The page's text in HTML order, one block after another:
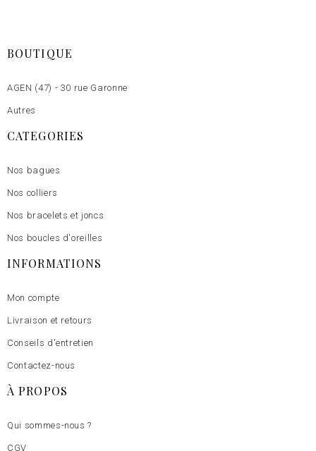
BOUTIQUE
AGEN (47) - 30 rue Garonne
Autres
CATEGORIES
Nos bagues
Nos colliers
Nos bracelets et joncs
Nos boucles d'oreilles
INFORMATIONS
Mon compte
Livraison et retours
Conseils d'entretien
Contactez-nous
À PROPOS
Qui sommes-nous ?
CGV